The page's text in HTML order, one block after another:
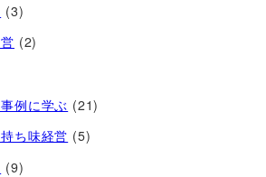
(3)
(2)
例に学ぶ (21)
ち味経営 (5)
(9)